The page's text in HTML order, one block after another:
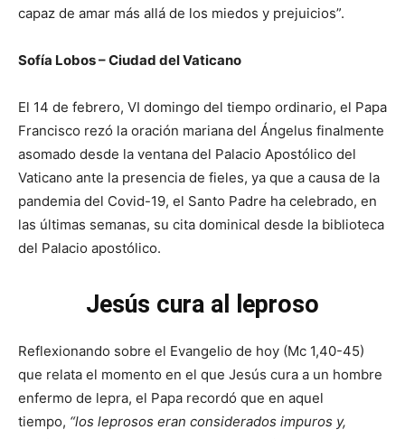
capaz de amar más allá de los miedos y prejuicios”.
Sofía Lobos – Ciudad del Vaticano
El 14 de febrero, VI domingo del tiempo ordinario, el Papa
Francisco rezó la oración mariana del Ángelus finalmente
asomado desde la ventana del Palacio Apostólico del
Vaticano ante la presencia de fieles, ya que a causa de la
pandemia del Covid-19, el Santo Padre ha celebrado, en
las últimas semanas, su cita dominical desde la biblioteca
del Palacio apostólico.
Jesús cura al leproso
Reflexionando sobre el Evangelio de hoy (Mc 1,40-45)
que relata el momento en el que Jesús cura a un hombre
enfermo de lepra, el Papa recordó que en aquel
tiempo, “los leprosos eran considerados impuros y,